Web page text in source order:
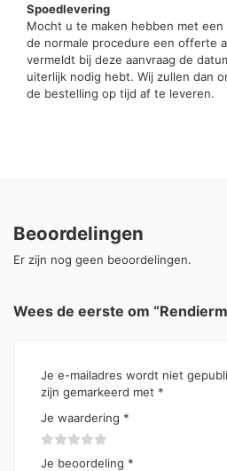
Spoedlevering
Mocht u te maken hebben met een
de normale procedure een offerte
vermeldt bij deze aanvraag de
uiterlijk nodig hebt. Wij zullen dan
de bestelling op tijd af te leveren.
Beoordelingen
Er zijn nog geen beoordelingen.
Wees de eerste om
Je e-mailadres wordt niet
zijn gemarkeerd met *
Je waardering *
Je beoordeling *